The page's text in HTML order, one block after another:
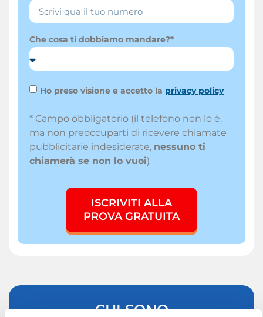
Che cosa ti dobbiamo mandare?*
Ho preso visione e accetto la privacy policy
* Campo obbligatorio (il telefono non lo è,
ma non preoccuparti di ricevere chiamate
pubblicitarie indesiderate, nessuno ti
chiamerà se non lo vuoi)
ISCRIVITI ALLA
PROVA GRATUITA
CHI SONO